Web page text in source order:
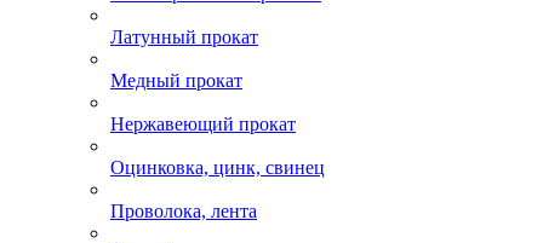
Латунный прокат
Медный прокат
Нержавеющий прокат
Оцинковка, цинк, свинец
Проволока, лента